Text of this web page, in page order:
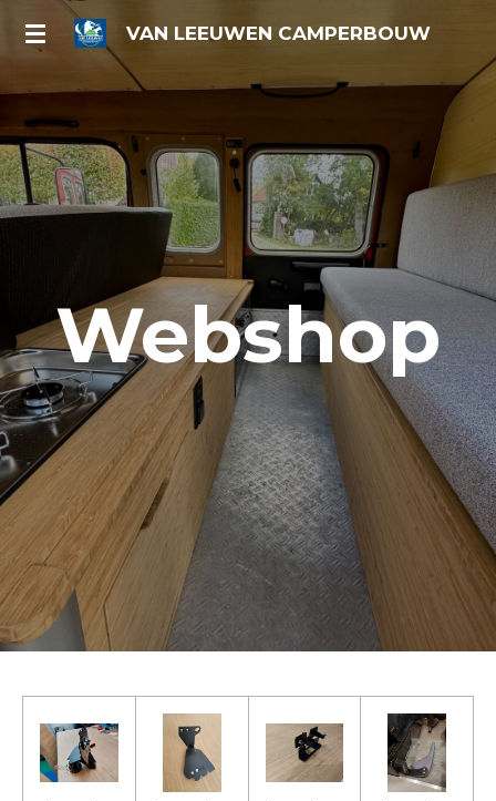
Ga
direct
hoofdinhoud
VAN LEEUWEN CAMPERBOUW
Webshop